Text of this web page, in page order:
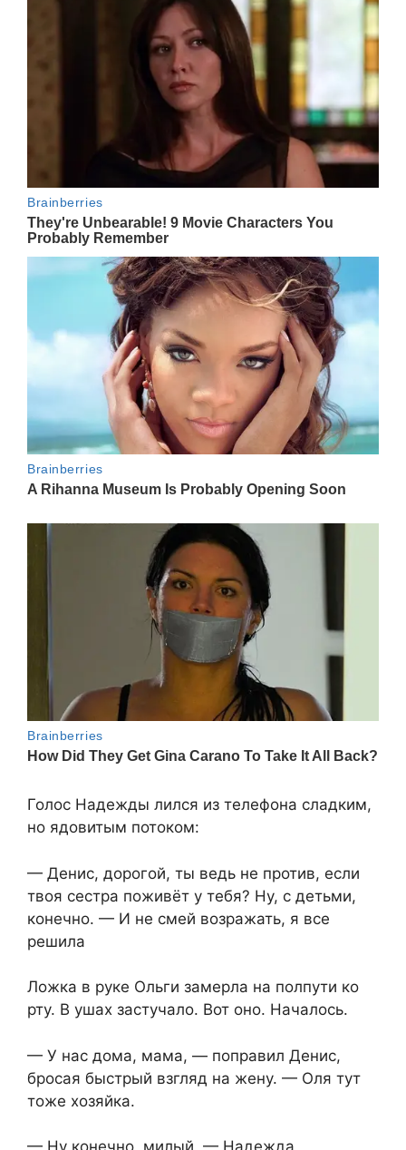
Голос Надежды лился из телефона сладким,
но ядовитым потоком:
— Денис, дорогой, ты ведь не против, если
твоя сестра поживёт у тебя? Ну, с детьми,
конечно. — И не смей возражать, я все
решила
Ложка в руке Ольги замерла на полпути ко
рту. В ушах застучало. Вот оно. Началось.
— У нас дома, мама, — поправил Денис,
бросая быстрый взгляд на жену. — Оля тут
тоже хозяйка.